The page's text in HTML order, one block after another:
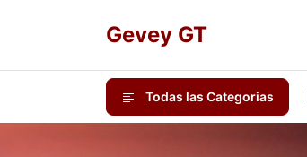
Gevey GT
Todas las Categorias